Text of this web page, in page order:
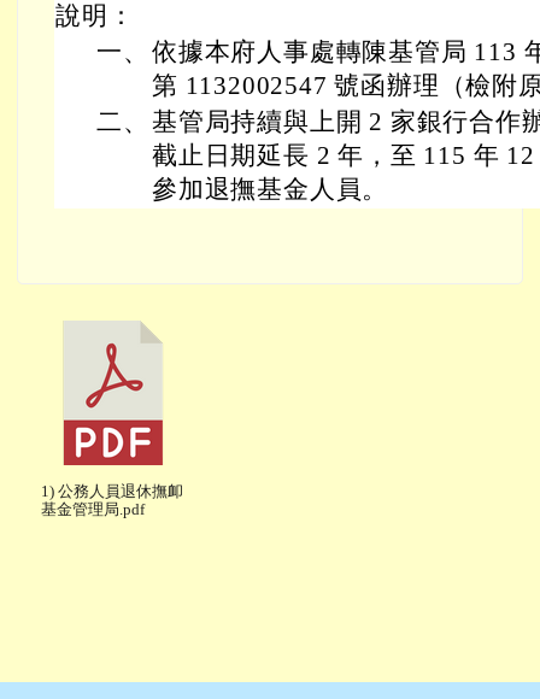
說明：
一、 依據本府人事處轉陳基管局 113
第 1132002547 號函辦理（檢附
二、 基管局持續與上開 2 家銀行合作
截止日期延長 2 年，至 115 年
參加退撫基金人員。
1) 公務人員退休撫卹
基金管理局.pdf